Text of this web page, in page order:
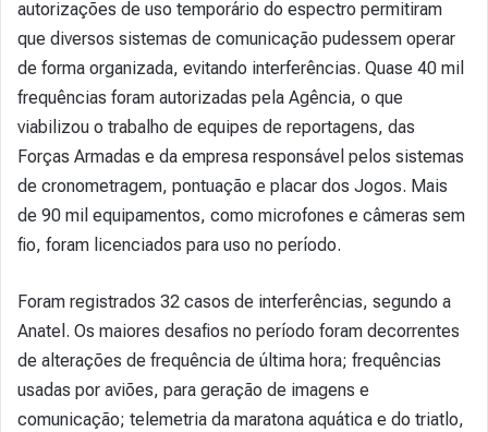
autorizações de uso temporário do espectro permitiram
que diversos sistemas de comunicação pudessem operar
de forma organizada, evitando interferências. Quase 40 mil
frequências foram autorizadas pela Agência, o que
viabilizou o trabalho de equipes de reportagens, das
Forças Armadas e da empresa responsável pelos sistemas
de cronometragem, pontuação e placar dos Jogos. Mais
de 90 mil equipamentos, como microfones e câmeras sem
fio, foram licenciados para uso no período.
Foram registrados 32 casos de interferências, segundo a
Anatel. Os maiores desafios no período foram decorrentes
de alterações de frequência de última hora; frequências
usadas por aviões, para geração de imagens e
comunicação; telemetria da maratona aquática e do triatlo,